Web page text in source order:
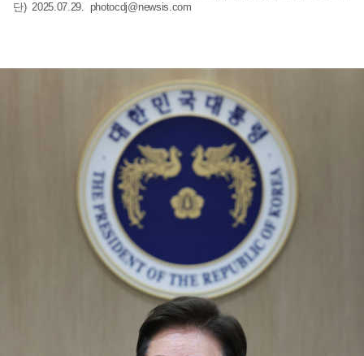
단) 2025.07.29. photocdj@newsis.com